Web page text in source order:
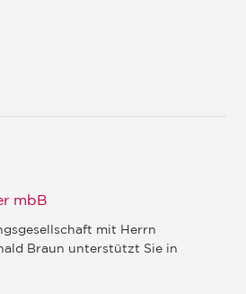
mbB
mit Herrn
Braun unterstützt Sie in